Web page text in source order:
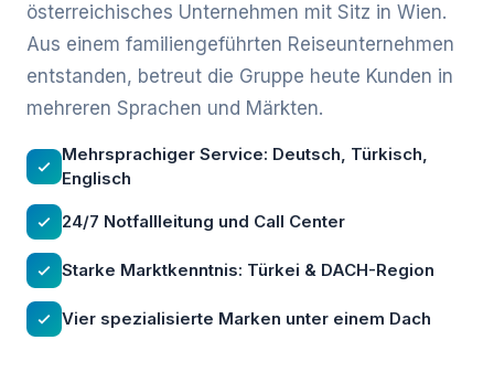
österreichisches Unternehmen mit Sitz in Wien.
Aus einem familiengeführten Reiseunternehmen
entstanden, betreut die Gruppe heute Kunden in
mehreren Sprachen und Märkten.
Mehrsprachiger Service: Deutsch, Türkisch,
Englisch
24/7 Notfallleitung und Call Center
Starke Marktkenntnis: Türkei & DACH-Region
Vier spezialisierte Marken unter einem Dach